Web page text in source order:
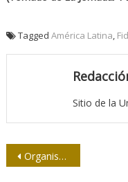
Tagged América Latina,
Sitio de la
Navegación
Organismos reconocen labor del sector periodístico en Granma